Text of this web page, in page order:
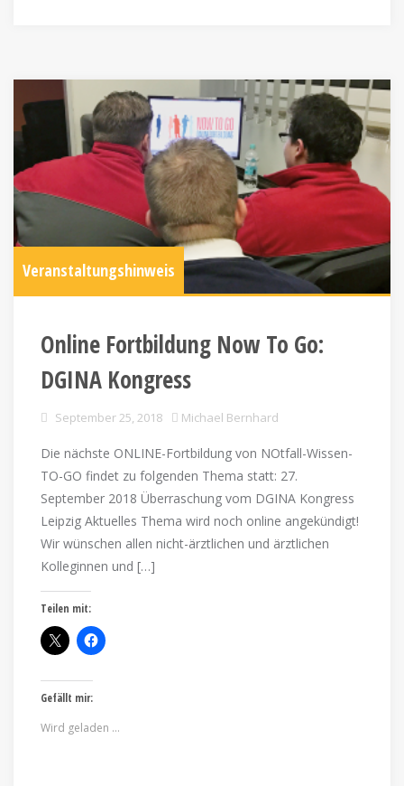
Veranstaltungshinweis
Online Fortbildung Now To Go:
DGINA Kongress
September 25, 2018 Michael Bernhard
Die nächste ONLINE-Fortbildung von NOtfall-Wissen-
TO-GO findet zu folgenden Thema statt: 27.
September 2018 Überraschung vom DGINA Kongress
Leipzig Aktuelles Thema wird noch online angekündigt!
Wir wünschen allen nicht-ärztlichen und ärztlichen
Kolleginnen und […]
Teilen mit:
Gefällt mir:
Wird geladen …